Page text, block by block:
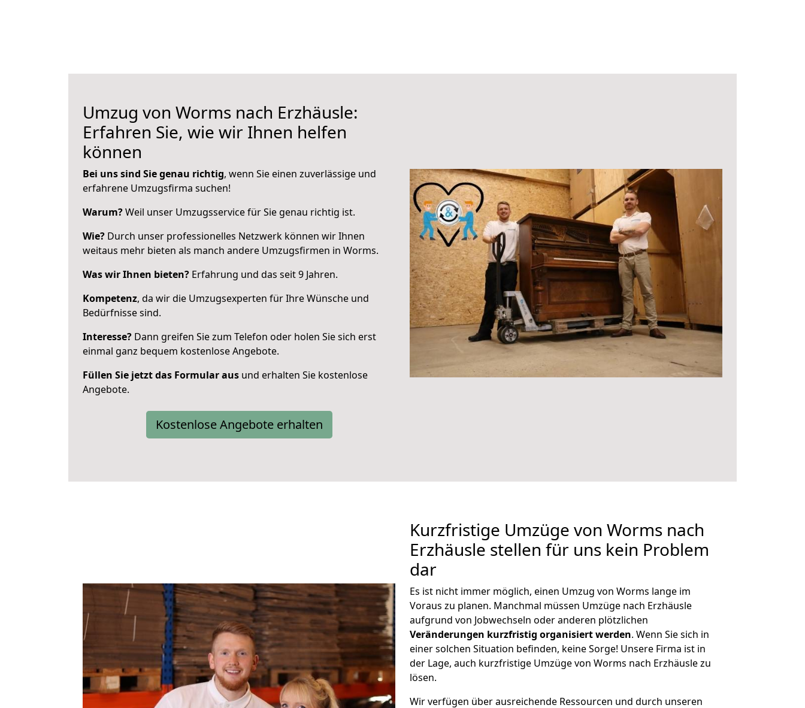
Umzug von Worms nach Erzhäusle:
Erfahren Sie, wie wir Ihnen helfen
können
Bei uns sind Sie genau richtig, wenn Sie einen zuverlässige und
erfahrene Umzugsfirma suchen!
Warum?Weil unser Umzugsservice für Sie genau richtig ist.
Wie? Durch unser professionelles Netzwerk können wir Ihnen
weitaus mehr bieten als manch andere Umzugsfirmen in Worms.
Was wir Ihnen bieten? Erfahrung und das seit 9 Jahren.
Kompetenz, da wir die Umzugsexperten für Ihre Wünsche und
Bedürfnisse sind.
Interesse? Dann greifen Sie zum Telefon oder holen Sie sich erst
einmal ganz bequem kostenlose Angebote.
Füllen Sie jetzt das Formular aus und erhalten Sie kostenlose
Angebote.
Kostenlose Angebote erhalten
Kurzfristige Umzüge von Worms nach
Erzhäusle stellen für uns kein Problem
dar
Es ist nicht immer möglich, einen Umzug von Worms lange im
Voraus zu planen. Manchmal müssen Umzüge nach Erzhäusle
aufgrund von Jobwechseln oder anderen plötzlichen
Veränderungen kurzfristig organisiert werden. Wenn Sie sich in
einer solchen Situation befinden, keine Sorge! Unsere Firma ist in
der Lage, auch kurzfristige Umzüge von Worms nach Erzhäusle zu
lösen.
Wir verfügen über ausreichende Ressourcen und durch unseren